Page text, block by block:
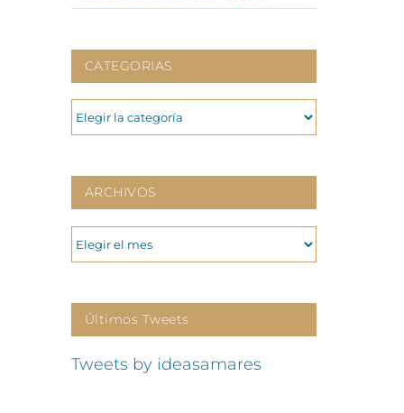
CATEGORIAS
CATEGORIAS
ARCHIVOS
ARCHIVOS
Últimos Tweets
Tweets by ideasamares